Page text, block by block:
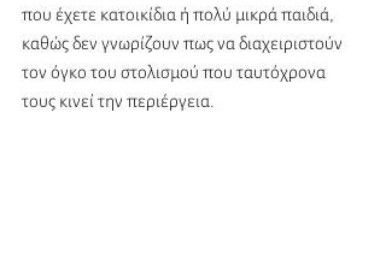
που έχετε κατοικίδια ή πολύ μικρά παιδιά,
καθώς δεν γνωρίζουν πως να διαχειριστούν
τον όγκο του στολισμού που ταυτόχρονα
τους κινεί την περιέργεια.